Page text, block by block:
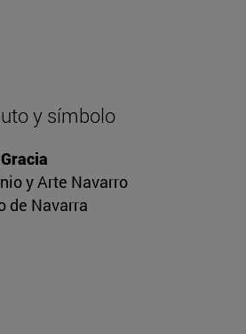
y símbolo
y Arte Navarro
de Navarra